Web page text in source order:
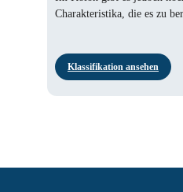
Charakteristika, die es zu
Klassifikation ansehen